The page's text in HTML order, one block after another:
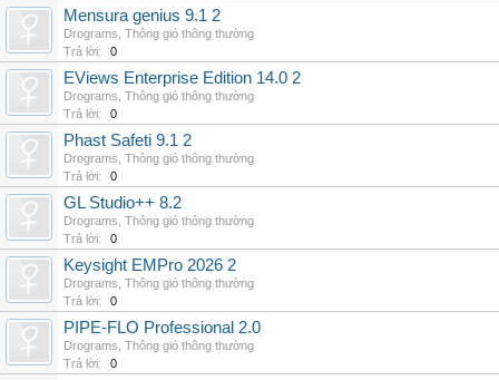
Mensura genius 9.1 2
Drograms Thông gió thông thường
Trả lời:
0
EViews Enterprise Edition 14.0 2
Drograms Thông gió thông thường
Trả lời:
0
Phast Safeti 9.1 2
Drograms Thông gió thông thường
Trả lời:
0
GL Studio++ 8.2
Drograms Thông gió thông thường
Trả lời:
0
Keysight EMPro 2026 2
Drograms Thông gió thông thường
Trả lời:
0
PIPE-FLO Professional 2.0
Drograms Thông gió thông thường
Trả lời:
0